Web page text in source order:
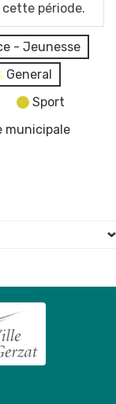
cette période.
- Jeunesse
General
Sport
municipale